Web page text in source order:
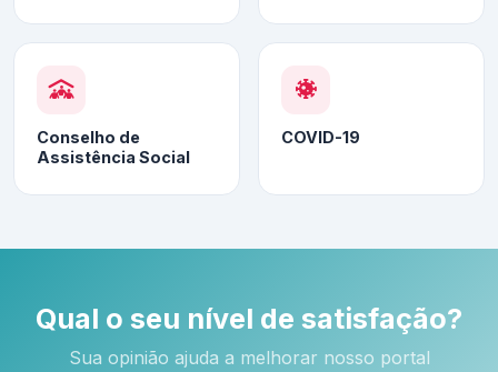
Conselho de
Assistência Social
COVID-19
Qual o seu nível de satisfação?
Sua opinião ajuda a melhorar nosso portal